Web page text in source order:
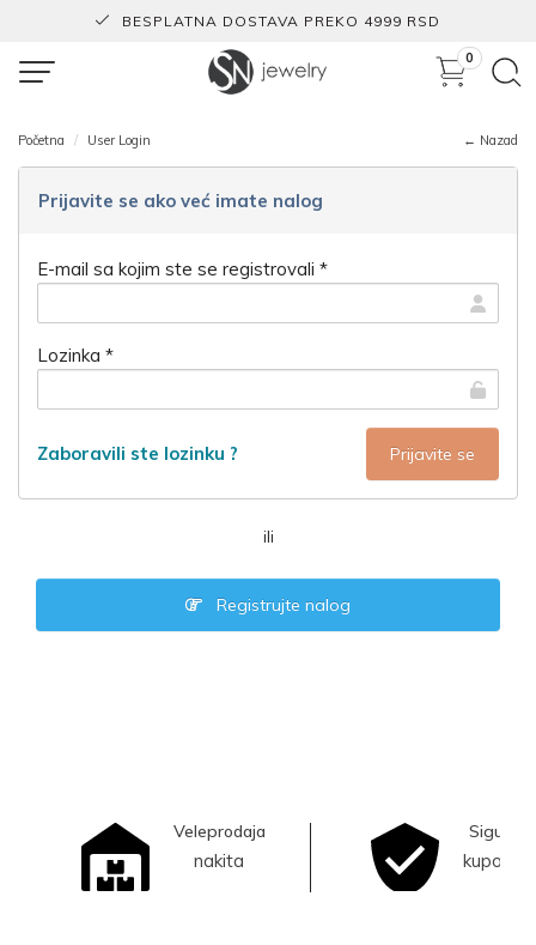
BESPLATNA DOSTAVA PREKO 4999 RSD
0
Početna User Login ← Nazad
Prijavite se ako već imate nalog
E-mail sa kojim ste se registrovali *
Lozinka *
Zaboravili ste lozinku ?
ili
Registrujte nalog
Veleprodaja
nakita
Sigurna
kupovina